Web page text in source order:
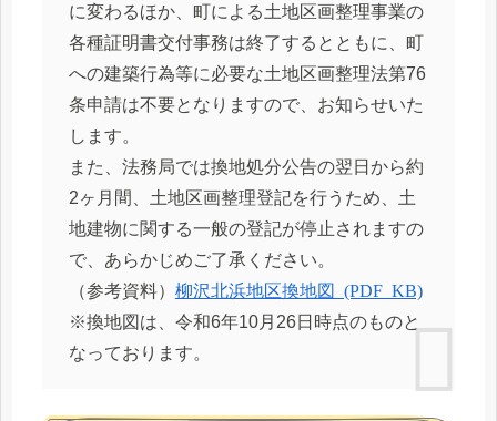
に変わるほか、町による土地区画整理事業の
各種証明書交付事務は終了するとともに、町
への建築行為等に必要な土地区画整理法第76
条申請は不要となりますので、お知らせいた
します。
また、法務局では換地処分公告の翌日から約
2ヶ月間、土地区画整理登記を行うため、土
地建物に関する一般の登記が停止されますの
で、あらかじめご了承ください。
（参考資料） 柳沢北浜地区換地図 (PDF 150KB)
※換地図は、令和6年10月26日時点のものと
なっております。